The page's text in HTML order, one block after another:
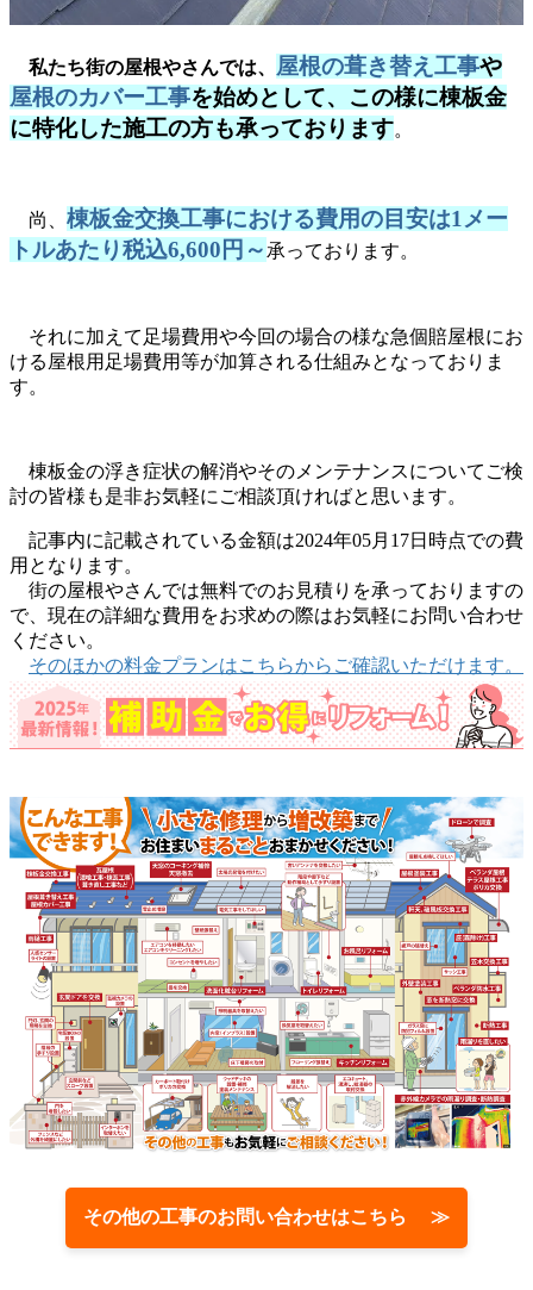
私たち街の屋根やさんでは、 屋根の葺き替え工事や
屋根のカバー工事を始めとして、この様に棟板金
に特化した施工の方も承っております。
尚、 棟板金交換工事における費用の目安は1メー
トルあたり税込6,600円～ 承っております。
それに加えて足場費用や今回の場合の様な急個賠屋根にお
ける屋根用足場費用等が加算される仕組みとなっておりま
す。
棟板金の浮き症状の解消やそのメンテナンスについてご検
討の皆様も是非お気軽にご相談頂ければと思います。
記事内に記載されている金額は2024年05月17日時点での費
用となります。
街の屋根やさんでは無料でのお見積りを承っておりますの
で、現在の詳細な費用をお求めの際はお気軽にお問い合わせ
ください。
そのほかの料金プランはこちらからご確認いただけます。
その他の工事のお問い合わせはこちら ≫